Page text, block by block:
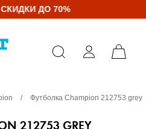
ДО 70%
/ Футболка Champion 212753 grey
212753 GREY